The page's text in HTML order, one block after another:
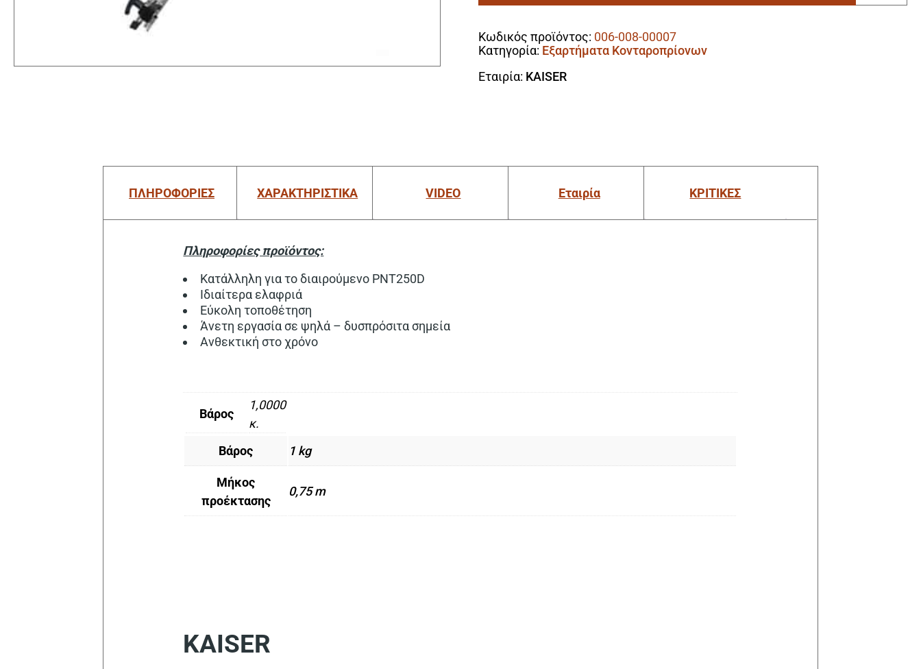
250D)
ποσότητα
Κωδικός προϊόντος: 006-008-00007
Κατηγορία: Εξαρτήματα Κονταροπρίονων
Εταιρία: KAISER
ΠΛΗΡΟΦΟΡΙΕΣ ΧΑΡΑΚΤΗΡΙΣΤΙΚΑ VIDEO Εταιρία ΚΡΙΤΙΚΕΣ
Πληροφορίες προϊόντος:
Κατάλληλη για το διαιρούμενο PNT250D
Ιδιαίτερα ελαφριά
Εύκολη τοποθέτηση
Άνετη εργασία σε ψηλά – δυσπρόσιτα σημεία
Ανθεκτική στο χρόνο
Βάρος
1,0000
κ.
Βάρος
1 kg
Μήκος
προέκτασης
0,75 m
KAISER